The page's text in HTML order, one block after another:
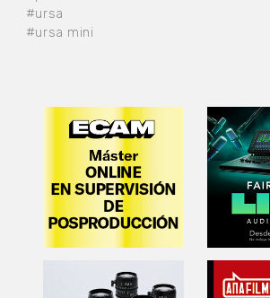
#ursa
#ursa mini